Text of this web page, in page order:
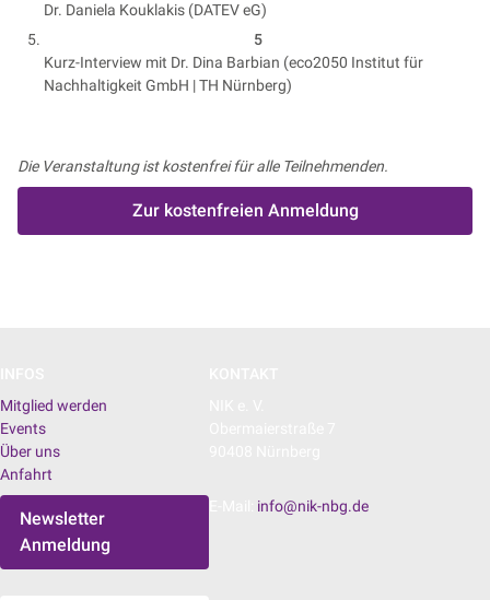
Dr. Daniela Kouklakis (DATEV eG)
Kurz-Interview mit Dr. Dina Barbian (eco2050 Institut für
Nachhaltigkeit GmbH | TH Nürnberg)
Die Veranstaltung ist kostenfrei für alle Teilnehmenden.
Zur kostenfreien Anmeldung
Mitglied werden
Events
Über uns
Anfahrt
Newsletter
Anmeldung
info@nik-nbg.de